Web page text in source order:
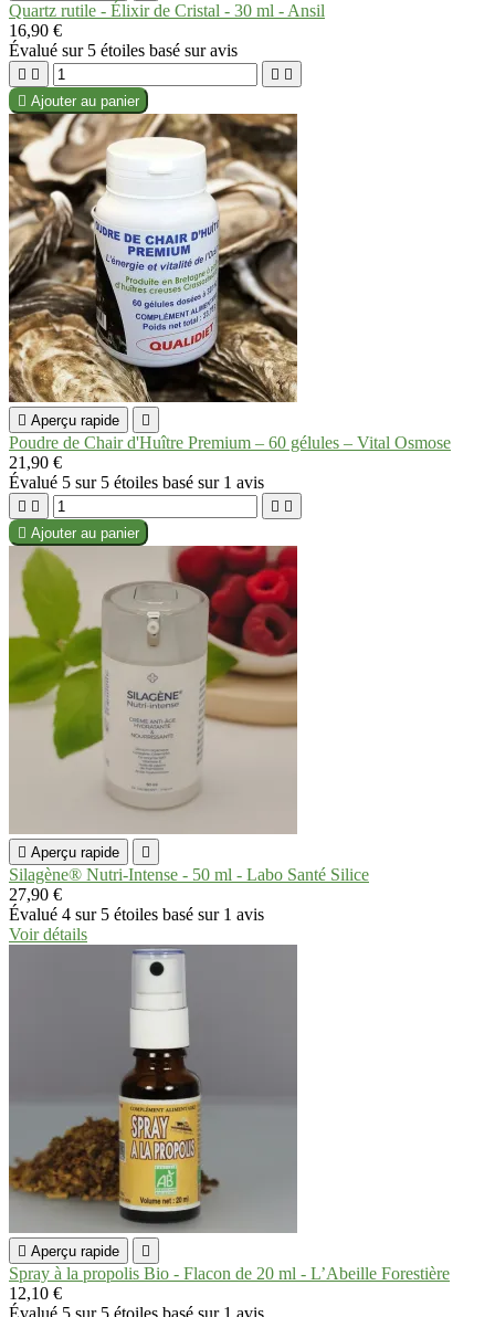
Quartz rutile - Élixir de Cristal - 30 ml - Ansil
16,90 €
Évalué sur 5 étoiles basé suravis
   
 Ajouter au panier
 Aperçu rapide 
Poudre de Chair d'Huître Premium – 60 gélules – Vital Osmose
21,90 €
Évalué 5 sur 5 étoiles basé sur 1 avis
   
 Ajouter au panier
 Aperçu rapide 
Silagène® Nutri-Intense - 50 ml - Labo Santé Silice
27,90 €
Évalué 4 sur 5 étoiles basé sur 1 avis
Voir détails
 Aperçu rapide 
Spray à la propolis Bio - Flacon de 20 ml - L’Abeille Forestière
12,10 €